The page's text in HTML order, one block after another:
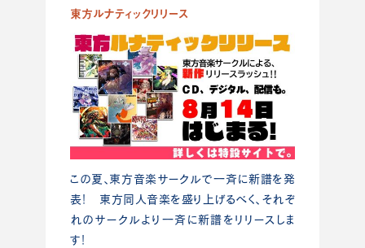
東方ルナティックリリース
この夏、東方音楽サークルで一斉に新譜を発
表！ 東方同人音楽を盛り上げるべく、それぞ
れのサークルより一斉に新譜をリリースしま
す！